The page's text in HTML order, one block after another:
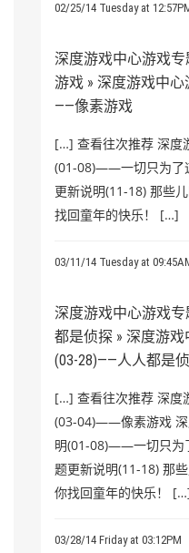
02/25/14 Tuesday at
深度游戏中心游戏
游戏 » 深度游戏中
——像素游戏
[…] 查看往次推荐 深度
(01-08)——一切只为了
更新说明(11-18) 那些
找回童年的快乐！ […]
03/11/14 Tuesday at
深度游戏中心游戏
都是侦探 » 深度游
(03-28)——人人都是
[…] 查看往次推荐 深度
(03-04)——像素游戏 深
明(01-08)——一切只为
题更新说明(11-18) 那
你找回童年的快乐！
03/28/14 Friday at 03:12PM